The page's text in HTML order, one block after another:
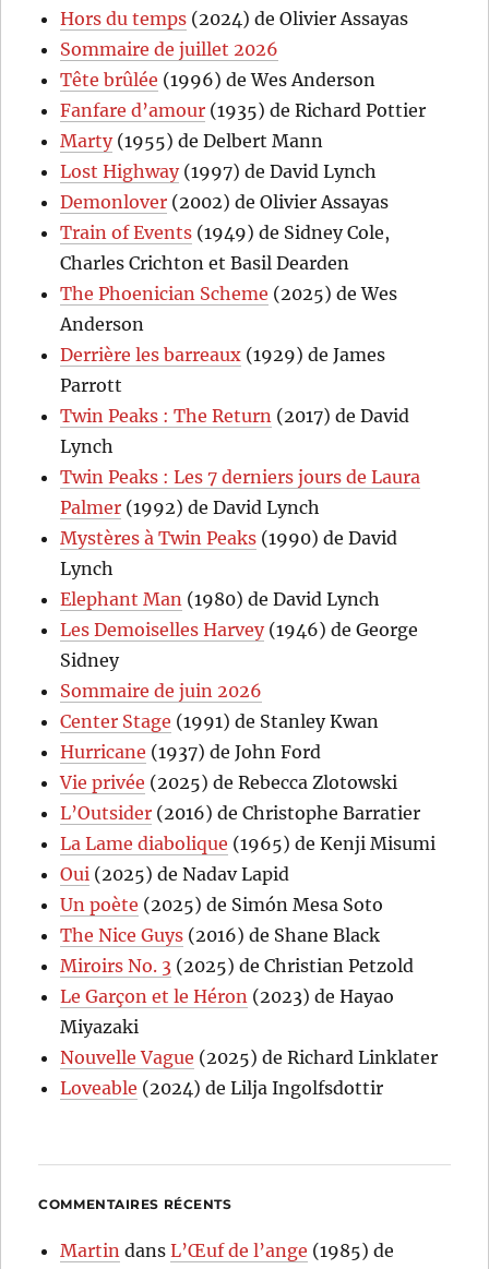
Hors du temps (2024) de Olivier Assayas
Sommaire de juillet 2026
Tête brûlée (1996) de Wes Anderson
Fanfare d’amour (1935) de Richard Pottier
Marty(1955) de Delbert Mann
Lost Highway(1997) de David Lynch
Demonlover (2002) de Olivier Assayas
Train of Events (1949) de Sidney Cole,
Charles Crichton et Basil Dearden
The Phoenician Scheme (2025) de Wes
Anderson
Derrière les barreaux (1929) de James
Parrott
Twin Peaks : The Return (2017) de David
Lynch
Twin Peaks : Les 7 derniers jours de Laura
Palmer (1992) de David Lynch
Mystères à Twin Peaks (1990) de David
Lynch
Elephant Man (1980) de David Lynch
Les Demoiselles Harvey(1946) de George
Sidney
Sommaire de juin 2026
Center Stage (1991) de Stanley Kwan
Hurricane (1937) de John Ford
Vie privée (2025) de Rebecca Zlotowski
L’Outsider (2016) de Christophe Barratier
La Lame diabolique (1965) de Kenji Misumi
Oui (2025) de Nadav Lapid
Un poète (2025) de Simón Mesa Soto
The Nice Guys (2016) de Shane Black
Miroirs No. 3 (2025) de Christian Petzold
Le Garçon et le Héron (2023) de Hayao
Miyazaki
Nouvelle Vague (2025) de Richard Linklater
Loveable (2024) de Lilja Ingolfsdottir
COMMENTAIRES RÉCENTS
Martin dansL’Œuf de l’ange (1985) de